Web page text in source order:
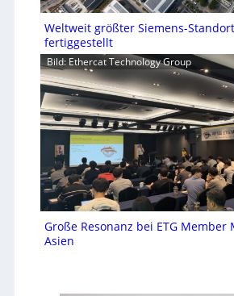
Weltweit größter Siemens-
fertiggestellt
Bild: Ethercat Technology Group
Große Resonanz bei ETG Member
Asien